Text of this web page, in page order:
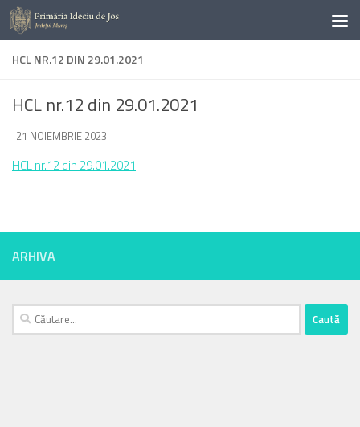
Skip to content
HCL NR.12 DIN 29.01.2021
HCL nr.12 din 29.01.2021
DE ·
21 NOIEMBRIE 2023
HCL nr.12 din 29.01.2021
ARHIVA
Caută
după: